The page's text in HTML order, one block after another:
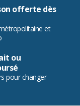
offerte dès
et
ou
pour changer